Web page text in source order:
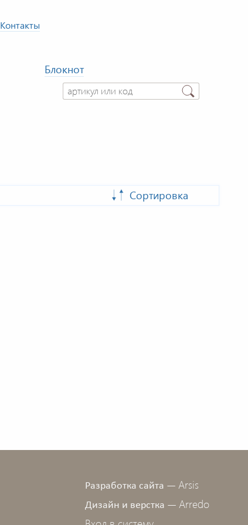
Контакты
Блокнот
Сортировка
Разработка сайта — Arsis
Дизайн и верстка — Arredo